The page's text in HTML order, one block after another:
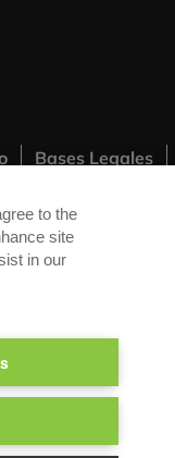
Bases Legales
to the
site
in our